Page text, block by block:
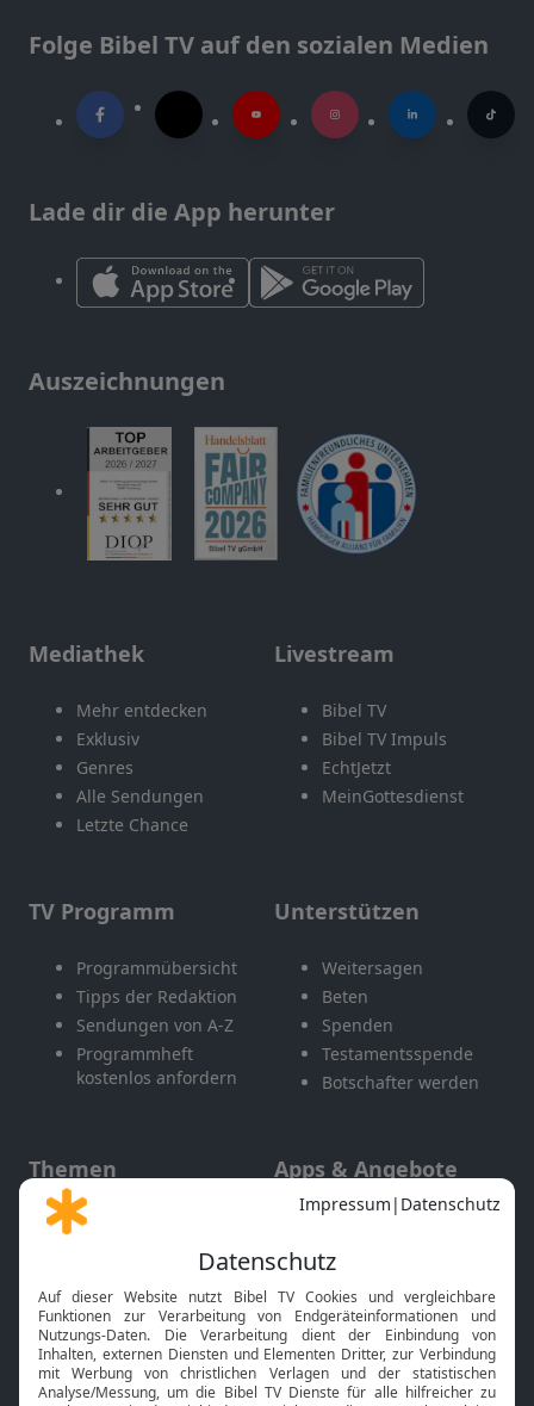
Folge Bibel TV auf den sozialen Medien
Lade dir die App herunter
Auszeichnungen
Mediathek
Mehr entdecken
Exklusiv
Genres
Alle Sendungen
Letzte Chance
Livestream
Bibel TV
Bibel TV Impuls
EchtJetzt
MeinGottesdienst
TV Programm
Programmübersicht
Tipps der Redaktion
Sendungen von A-Z
Programmheft
kostenlos anfordern
Unterstützen
Weitersagen
Beten
Spenden
Testamentsspende
Botschafter werden
Themen
Gott und Bibel erklärt
Neuigkeiten
Apps & Angebote
Mobile App
Smart TV
HbbTV
Bibelthek Online-Bibel
Nächster Gottesdienst